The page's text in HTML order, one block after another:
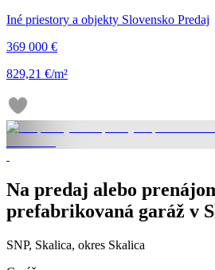
Iné priestory a objekty Slovensko Predaj
369 000 €
829,21 €/m²
Na predaj alebo
prefabrikovaná garáž v
SNP, Skalica, okres Skalica